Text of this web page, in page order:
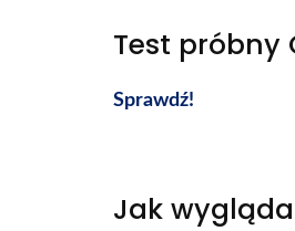
Test próbny
Sprawdź!
Jak